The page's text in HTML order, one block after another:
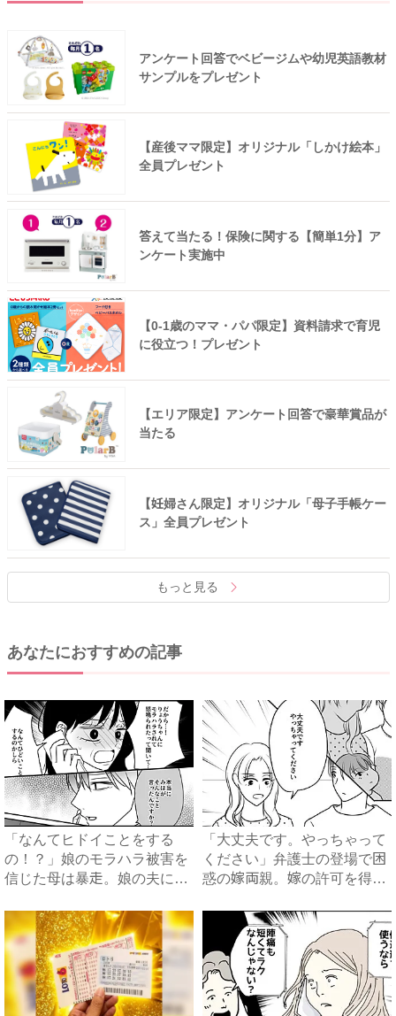
アンケート回答でベビージムや幼児英語教材
サンプルをプレゼント
【産後ママ限定】オリジナル「しかけ絵本」
全員プレゼント
答えて当たる！保険に関する【簡単1分】ア
ンケート実施中
【0-1歳のママ・パパ限定】資料請求で育児
に役立つ！プレゼント
【エリア限定】アンケート回答で豪華賞品が
当たる
【妊婦さん限定】オリジナル「母子手帳ケー
ス」全員プレゼント
もっと見る
あなたにおすすめの記事
「なんてヒドイことをする
の！？」娘のモラハラ被害を
信じた母は暴走。娘の夫に電
「大丈夫です。やっちゃって
ください」弁護士の登場で困
惑の嫁両親。嫁の許可を得た